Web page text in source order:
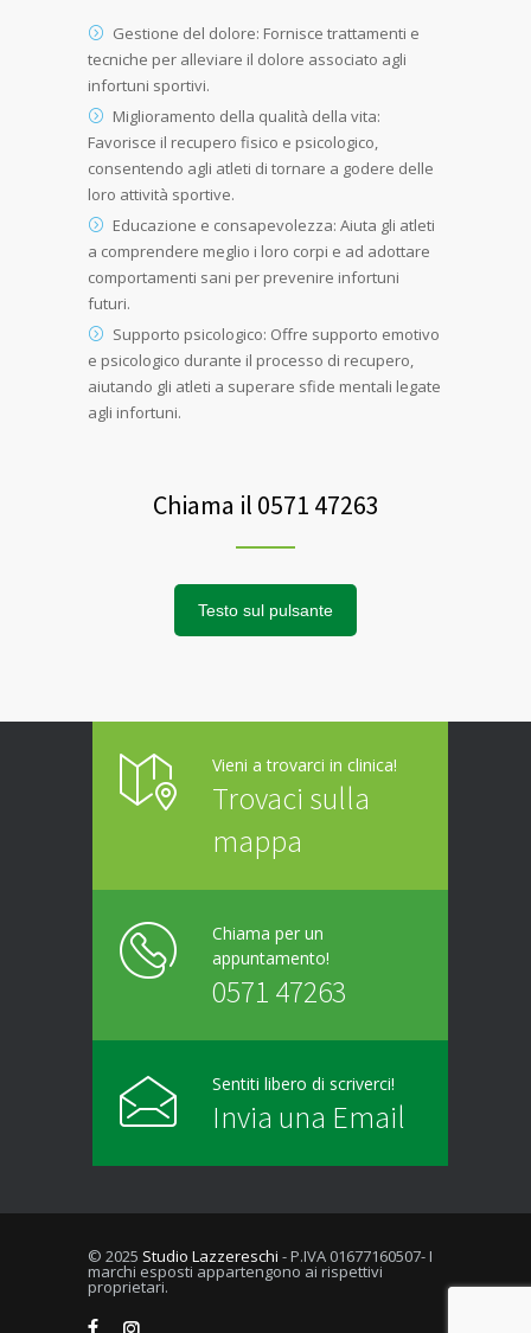
Gestione del dolore: Fornisce trattamenti e
tecniche per alleviare il dolore associato agli
infortuni sportivi.
Miglioramento della qualità della vita:
Favorisce il recupero fisico e psicologico,
consentendo agli atleti di tornare a godere delle
loro attività sportive.
Educazione e consapevolezza: Aiuta gli atleti
a comprendere meglio i loro corpi e ad adottare
comportamenti sani per prevenire infortuni
futuri.
Supporto psicologico: Offre supporto emotivo
e psicologico durante il processo di recupero,
aiutando gli atleti a superare sfide mentali legate
agli infortuni.
Chiama il 0571 47263
Testo sul pulsante
Vieni a trovarci in clinica!
Trovaci sulla
mappa
Chiama per un
appuntamento!
0571 47263
Sentiti libero di scriverci!
Invia una Email
© 2025 Studio Lazzereschi - P.IVA 01677160507- I
marchi esposti appartengono ai rispettivi
proprietari.